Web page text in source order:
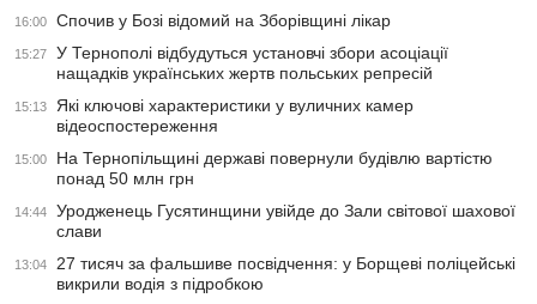
16:00 Спочив у Бозі відомий на Зборівщині лікар
15:27
У Тернополі відбудуться установчі збори асоціації
нащадків українських жертв польських репресій
15:13
Які ключові характеристики у вуличних камер
відеоспостереження
15:00
На Тернопільщині державі повернули будівлю вартістю
понад 50 млн грн
14:44
Уродженець Гусятинщини увійде до Зали світової шахової
слави
13:04
27 тисяч за фальшиве посвідчення: у Борщеві поліцейські
викрили водія з підробкою